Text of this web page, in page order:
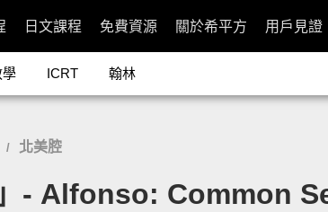
日文課程 免費資源 關於希平方 用戶見證
學 ICRT 翰林
/ 北美腔
」- Alfonso: Common